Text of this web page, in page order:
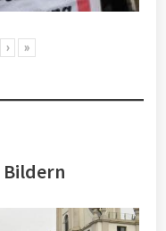
› »
Bildern